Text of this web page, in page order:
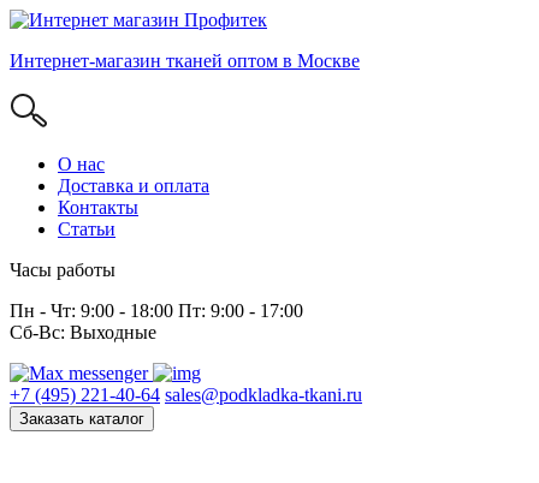
Интернет-магазин тканей оптом в Москве
О нас
Доставка и оплата
Контакты
Статьи
Часы работы
Пн - Чт: 9:00 - 18:00 Пт: 9:00 - 17:00
Сб-Вс: Выходные
+7 (495) 221-40-64 sales@podkladka-tkani.ru
Заказать каталог